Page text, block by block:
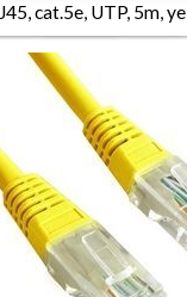
cat.5e, UTP, 5m,